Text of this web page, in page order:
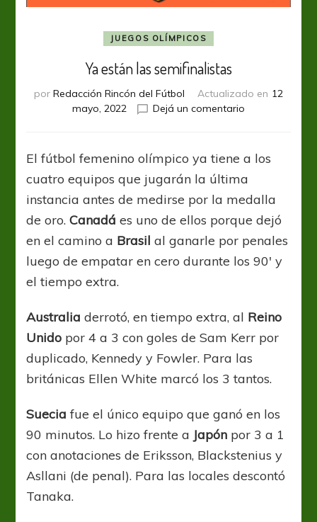
JUEGOS OLÍMPICOS
Ya están las semifinalistas
por Redacción Rincón del Fútbol Actualizado en 12
mayo, 2022
Dejá un comentario
las
semifinalistas
El fútbol femenino olímpico ya tiene a los
cuatro equipos que jugarán la última
instancia antes de medirse por la medalla
de oro.Canadáes uno de ellos porque dejó
en el camino a Brasilal ganarle por penales
luego de empatar en cero durante los 90′ y
el tiempo extra.
Australia derrotó, en tiempo extra, al Reino
Unido por 4 a 3 con goles de Sam Kerr por
duplicado, Kennedy y Fowler. Para las
británicas Ellen White marcó los 3 tantos.
Suecia fue el único equipo que ganó en los
90 minutos. Lo hizo frente a Japón por 3 a 1
con anotaciones de Eriksson, Blackstenius y
Asllani (de penal). Para las locales descontó
Tanaka.